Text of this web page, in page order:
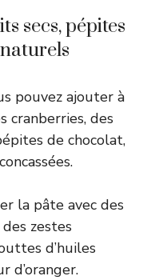
secs, pépites
pouvez ajouter à
cranberries, des
de chocolat,
la pâte avec des
zestes
d’huiles
d’oranger.